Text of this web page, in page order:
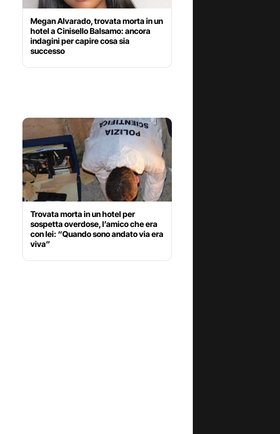
Megan Alvarado, trovata morta in un
hotel a Cinisello Balsamo: ancora
indagini per capire cosa sia
successo
Trovata morta in un hotel per
sospetta overdose, l’amico che era
con lei: “Quando sono andato via era
viva”